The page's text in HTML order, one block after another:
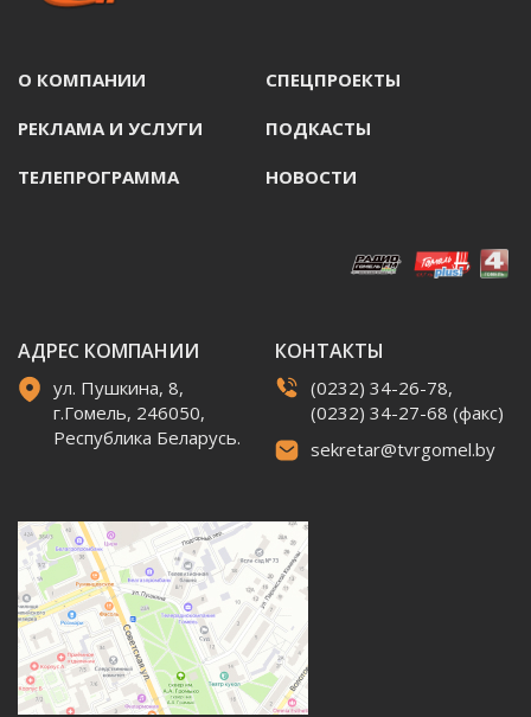
О КОМПАНИИ СПЕЦПРОЕКТЫ
РЕКЛАМА И УСЛУГИ ПОДКАСТЫ
ТЕЛЕПРОГРАММА НОВОСТИ
АДРЕС КОМПАНИИ
ул. Пушкина, 8,
г.Гомель, 246050,
Республика Беларусь.
КОНТАКТЫ
(0232) 34-26-78,
(0232) 34-27-68 (факс)
sekretar@tvrgomel.by